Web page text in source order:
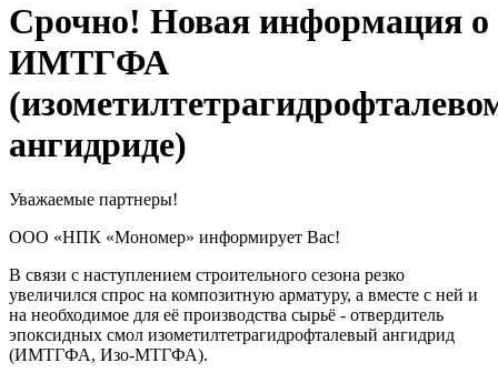
Срочно! Новая информация о
ИМТГФА
ангидриде)
Уважаемые партнеры!
ООО «НПК «Мономер» информирует Вас!
В связи с наступлением строительного сезона резко
увеличился спрос на композитную арматуру, а вместе с ней и
на необходимое для её производства сырьё - отвердитель
эпоксидных смол изометилтетрагидрофталевый ангидрид
(ИМТГФА, Изо-МТГФА).